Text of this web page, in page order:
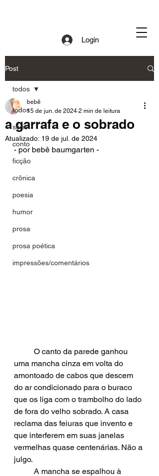
Login
Post
todos
série
conto
ficção
crônica
poesia
humor
prosa
prosa poética
impressões/comentários
todos
a garrafa e o sobrado
bebê
15 de jun. de 2024 2 min de leitura
Atualizado: 19 de jul. de 2024
- por bebê baumgarten -
uma mancha cinza em volta do
amontoado de cabos que descem
do ar condicionado para o buraco
que os liga com o trambolho do lado
de fora do velho sobrado. A casa
reclama das feiuras que invento e
que interferem em suas janelas
vermelhas quase centenárias. Não a
julgo.